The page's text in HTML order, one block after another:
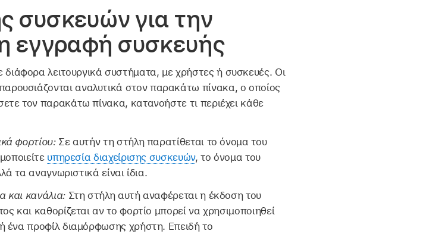
συσκευών για την
εγγραφή συσκευής
λειτουργικά συστήματα, με χρήστες ή συσκευές. Οι
αναλυτικά στον παρακάτω πίνακα, ο οποίος
τον παρακάτω πίνακα, κατανοήστε τι περιέχει κάθε
φορτίου:Σε αυτήν τη στήλη παρατίθεται το όνομα του
υπηρεσία διαχείρισης συσκευών, το όνομα του
τα αναγνωριστικά είναι ίδια.
και κανάλια:Στη στήλη αυτή αναφέρεται η έκδοση του
και καθορίζεται αν το φορτίο μπορεί να χρησιμοποιηθεί
ένα προφίλ διαμόρφωσης χρήστη. Επειδή το